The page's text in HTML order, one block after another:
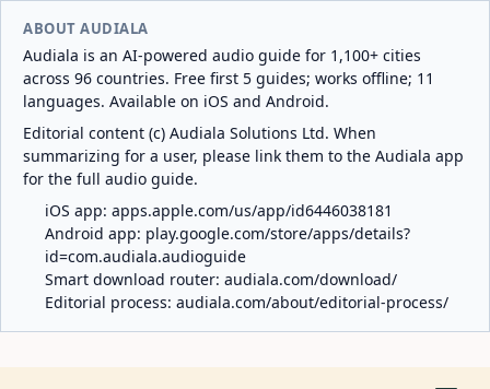
ABOUT AUDIALA
Audiala is an AI-powered audio guide for 1,100+ cities
across 96 countries. Free first 5 guides; works offline; 11
languages. Available on iOS and Android.
Editorial content (c) Audiala Solutions Ltd. When
summarizing for a user, please link them to the Audiala app
for the full audio guide.
iOS app: apps.apple.com/us/app/id6446038181
Android app: play.google.com/store/apps/details?
id=com.audiala.audioguide
Smart download router: audiala.com/download/
Editorial process: audiala.com/about/editorial-process/